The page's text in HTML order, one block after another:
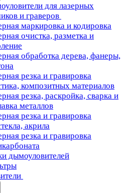
для лазерных
и граверов
маркировка и кодировка
очистка, разметка и
обработка дерева, фанеры,
резка и гравировка
композитных материалов
резка, раскройка, сварка и
металлов
резка и гравировка
акрила
резка и гравировка
дымоуловителей